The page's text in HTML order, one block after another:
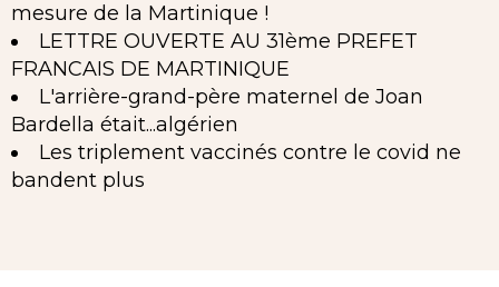
mesure de la Martinique !
LETTRE OUVERTE AU 31ème PREFET
FRANCAIS DE MARTINIQUE
L'arrière-grand-père maternel de Joan
Bardella était...algérien
Les triplement vaccinés contre le covid ne
bandent plus